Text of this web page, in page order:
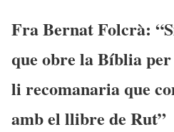
Fra Bernat Folcrà:
que obre la Bíblia
li recomanaria que
amb el llibre de Rut”